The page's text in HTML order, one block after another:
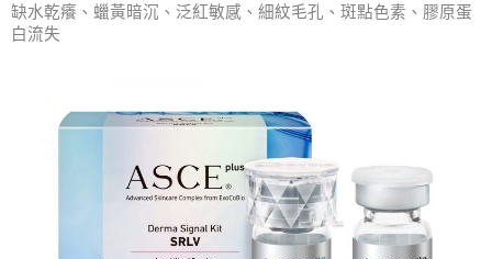
缺水乾癢、蠟黃暗沉、泛紅敏感、細紋毛孔、斑點色素、膠原蛋
白流失